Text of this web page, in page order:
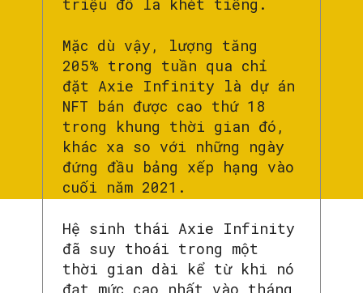
triệu đô la khét tiếng.
Mặc dù vậy, lượng tăng
205% trong tuần qua chỉ
đặt Axie Infinity là dự án
NFT bán được cao thứ 18
trong khung thời gian đó,
khác xa so với những ngày
đứng đầu bảng xếp hạng vào
cuối năm 2021.
Hệ sinh thái Axie Infinity
đã suy thoái trong một
thời gian dài kể từ khi nó
đạt mức cao nhất vào tháng